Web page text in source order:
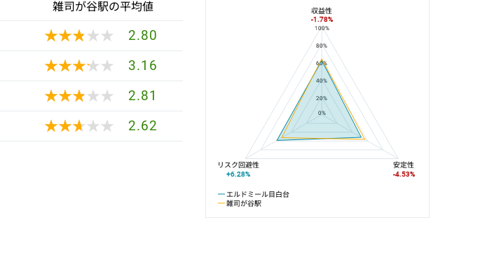
雑司が谷駅の平均値
★★★★★
★★★★★ 2.80
★★★★★
★★★★★ 3.16
★★★★★
★★★★★ 2.81
★★★★★
★★★★★ 2.62
エルドミール目白台と雑司が谷駅の平均値の総合評価の比較
100%
80%
60%
40%
20%
0%
エルドミール目白台
雑司が谷駅
収益性
-1.78%
リスク回避性
+6.28%
安定性
-4.53%